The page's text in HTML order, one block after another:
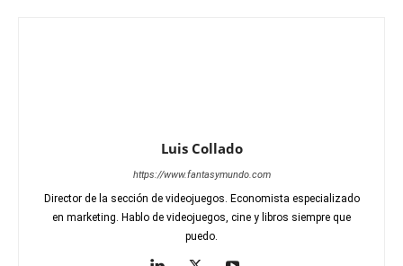
Luis Collado
https://www.fantasymundo.com
Director de la sección de videojuegos. Economista especializado
en marketing. Hablo de videojuegos, cine y libros siempre que
puedo.